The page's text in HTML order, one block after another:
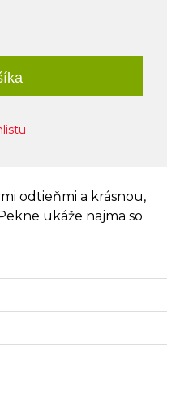
odtieňmi a krásnou,
ukáže najmä so